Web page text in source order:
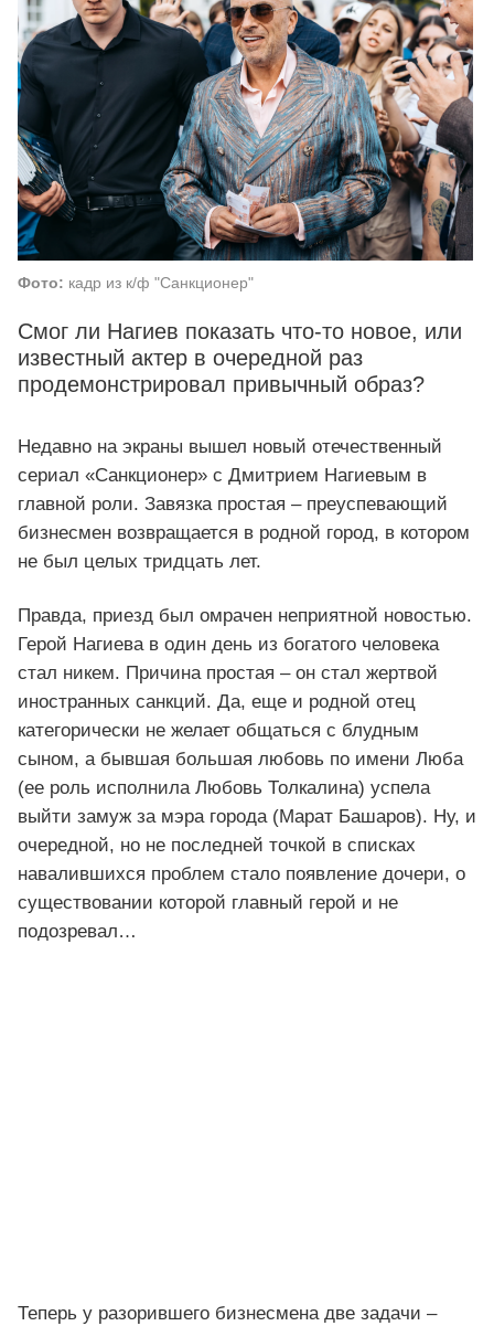
Фото: кадр из к/ф "Санкционер"
Смог ли Нагиев показать что-то новое, или
известный актер в очередной раз
продемонстрировал привычный образ?
Недавно на экраны вышел новый отечественный
сериал «Санкционер» с Дмитрием Нагиевым в
главной роли. Завязка простая – преуспевающий
бизнесмен возвращается в родной город, в котором
не был целых тридцать лет.
Правда, приезд был омрачен неприятной новостью.
Герой Нагиева в один день из богатого человека
стал никем. Причина простая – он стал жертвой
иностранных санкций. Да, еще и родной отец
категорически не желает общаться с блудным
сыном, а бывшая большая любовь по имени Люба
(ее роль исполнила Любовь Толкалина) успела
выйти замуж за мэра города (Марат Башаров). Ну, и
очередной, но не последней точкой в списках
навалившихся проблем стало появление дочери, о
существовании которой главный герой и не
подозревал…
Теперь у разорившего бизнесмена две задачи –